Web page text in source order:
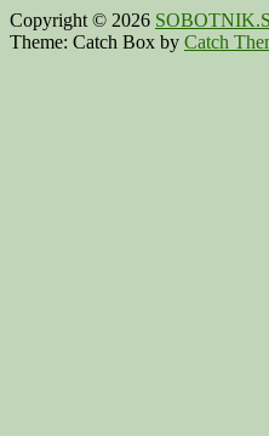
Copyright © 2026
Theme: Catch Box by Catch